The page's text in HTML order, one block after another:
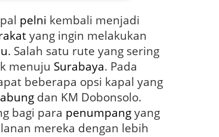
pelni kembali menjadi
yang ingin melakukan
. Salah satu rute yang sering
menuju Surabaya
beberapa opsi kapal yang
dan KM Dobonsolo.
bagi para penumpangyang
mereka dengan lebih